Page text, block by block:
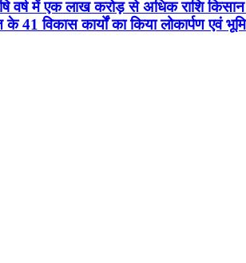
में एक लाख करोड़ से अधिक राशि
विकास कार्यों का किया लोकार्पण एवं